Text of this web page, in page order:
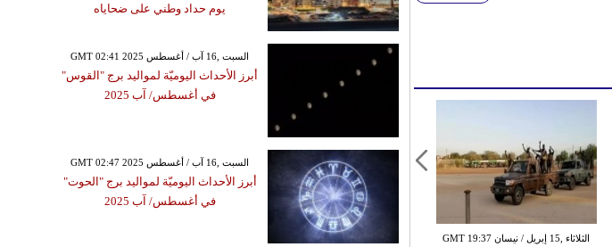
الثلاثاء ,15 إبريل / نيسان GMT 19:37
يوم حداد وطني على ضحاياه
GMT 02:41 2025 السبت ,16 آب / أغسطس
أبرز الأحداث اليوميّة لمواليد برج "القوس"
في أغسطس/ آب 2025
GMT 02:47 2025 السبت ,16 آب / أغسطس
أبرز الأحداث اليوميّة لمواليد برج "الحوت"
في أغسطس/ آب 2025